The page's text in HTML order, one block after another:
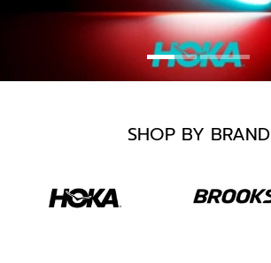
SHOP BY BRAND